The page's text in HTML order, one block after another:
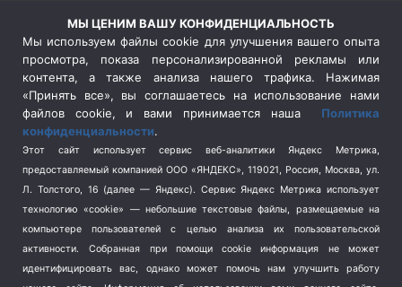
Сельское хозяйство (3)
Социальная политика
(3)
Спецоперация в Украине
Спецоперация на Украине
(404)
Спорт (740)
Терроризм (1)
Транспорт (262)
Туризм (178)
Флот (76)
МЫ ЦЕНИМ ВАШУ КОНФИДЕНЦИАЛЬНОСТЬ
Мы используем файлы cookie для улучшения вашего опыта
просмотра, показа персонализированной рекламы или
контента, а также анализа нашего трафика. Нажимая
«Принять все», вы соглашаетесь на использование нами
файлов cookie, и вами принимается наша Политика
конфиденциальности.
Этот сайт использует сервис веб-аналитики Яндекс Метрика,
предоставляемый компанией ООО «ЯНДЕКС», 119021, Россия, Москва, ул.
Л. Толстого, 16 (далее — Яндекс). Сервис Яндекс Метрика использует
технологию «cookie» — небольшие текстовые файлы, размещаемые на
компьютере пользователей с целью анализа их пользовательской
активности.
Собранная при помощи cookie информация не может
идентифицировать вас, однако может помочь нам улучшить работу